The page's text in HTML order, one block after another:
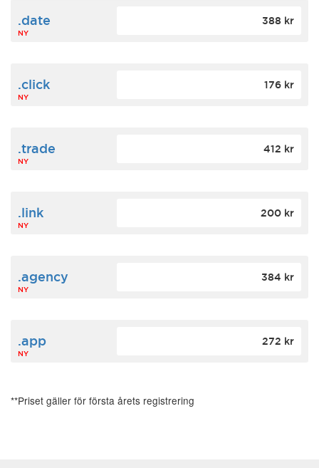
.date
NY
388 kr
.click
NY
176 kr
.trade
NY
412 kr
.link
NY
200 kr
.agency
NY
384 kr
.app
NY
272 kr
**Priset gäller för första årets registrering